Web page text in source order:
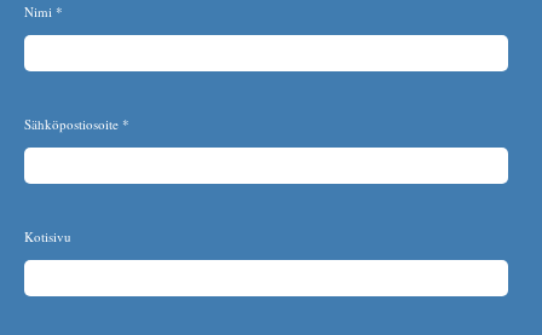
Nimi *
Sähköpostiosoite *
Kotisivu